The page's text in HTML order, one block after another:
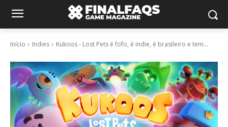
Início Indies Kukoos - Lost Pets é fofo, é indie, é brasileiro e tem...